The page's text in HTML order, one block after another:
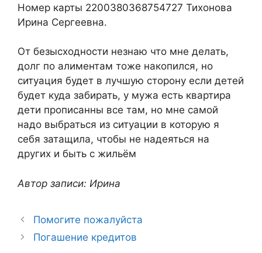
Номер карты 2200380368754727 Тихонова
Ирина Сергеевна.
От безысходности незнаю что мне делать,
долг по алиментам тоже накопился, но
ситуация будет в лучшую сторону если детей
будет куда забирать, у мужа есть квартира
дети прописанны все там, но мне самой
надо выбраться из ситуации в которую я
себя затащила, чтобы не надеяться на
других и быть с жильём
Автор записи: Ирина
Помогите пожалуйста
Погашение кредитов